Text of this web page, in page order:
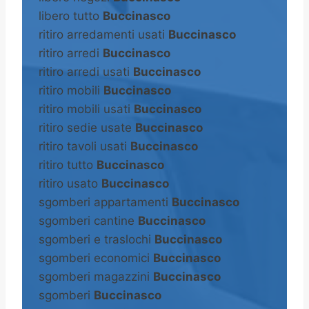
libero tutto Buccinasco
ritiro arredamenti usati Buccinasco
ritiro arredi Buccinasco
ritiro arredi usati Buccinasco
ritiro mobili Buccinasco
ritiro mobili usati Buccinasco
ritiro sedie usate Buccinasco
ritiro tavoli usati Buccinasco
ritiro tutto Buccinasco
ritiro usato Buccinasco
sgomberi appartamenti Buccinasco
sgomberi cantine Buccinasco
sgomberi e traslochi Buccinasco
sgomberi economici Buccinasco
sgomberi magazzini Buccinasco
sgomberi Buccinasco